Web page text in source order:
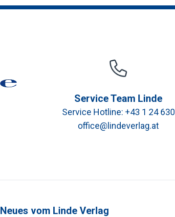
Service Team Linde
Service Hotline: +43 1 24 630
office@lindeverlag.at
Neues vom Linde Verlag